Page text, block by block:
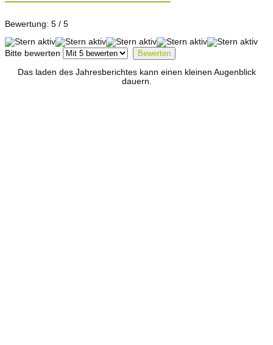
Bewertung: 5 / 5
Bitte bewerten
Das laden des Jahresberichtes kann einen kleinen Augenblick
dauern.